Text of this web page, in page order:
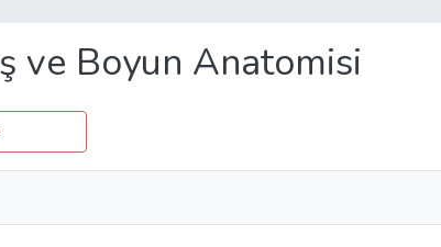
ve Boyun Anatomisi